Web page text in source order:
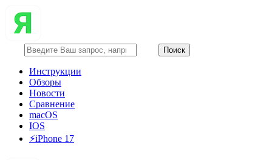
Инструкции
Обзоры
Новости
Сравнение
macOS
IOS
⚡️iPhone 17